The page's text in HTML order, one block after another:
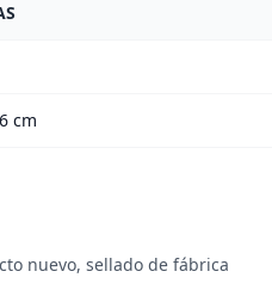
cm
nuevo, sellado de fábrica